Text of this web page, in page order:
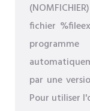
fichier
par une
Pour utiliser